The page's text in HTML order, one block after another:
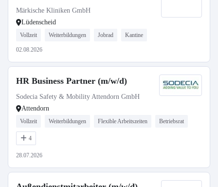
Märkische Kliniken GmbH
Lüdenscheid
Vollzeit Weiterbildungen Jobrad Kantine
02.08.2026
HR Business Partner (m/w/d)
Sodecia Safety & Mobility Attendorn GmbH
Attendorn
Vollzeit Weiterbildungen Flexible Arbeitszeiten Betriebsrat
4
28.07.2026